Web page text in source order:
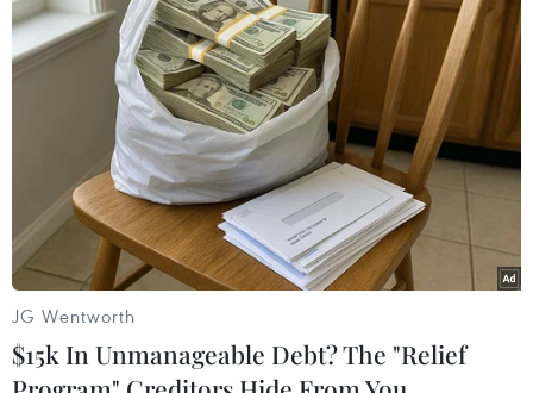
JG Wentworth
$15k In Unmanageable Debt? The "Relief